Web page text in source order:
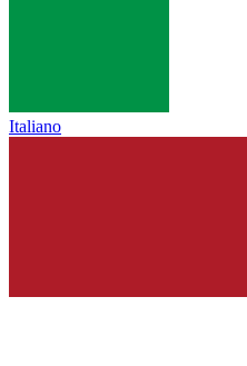
Italiano